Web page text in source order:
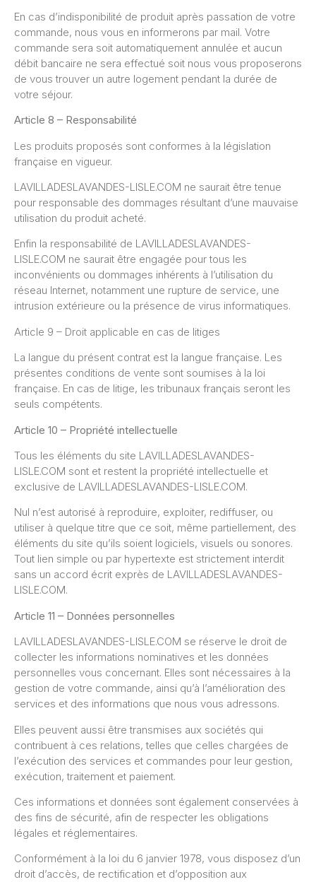
En cas d’indisponibilité de produit après passation de votre
commande, nous vous en informerons par mail. Votre
commande sera soit automatiquement annulée et aucun
débit bancaire ne sera effectué soit nous vous proposerons
de vous trouver un autre logement pendant la durée de
votre séjour.
Article 8 – Responsabilité
Les produits proposés sont conformes à la législation
française en vigueur.
LAVILLADESLAVANDES-LISLE.COM ne saurait être tenue
pour responsable des dommages résultant d’une mauvaise
utilisation du produit acheté.
Enfin la responsabilité de LAVILLADESLAVANDES-
LISLE.COM ne saurait être engagée pour tous les
inconvénients ou dommages inhérents à l’utilisation du
réseau Internet, notamment une rupture de service, une
intrusion extérieure ou la présence de virus informatiques.
Article 9 – Droit applicable en cas de litiges
La langue du présent contrat est la langue française. Les
présentes conditions de vente sont soumises à la loi
française. En cas de litige, les tribunaux français seront les
seuls compétents.
Article 10 – Propriété intellectuelle
Tous les éléments du site LAVILLADESLAVANDES-
LISLE.COM sont et restent la propriété intellectuelle et
exclusive de LAVILLADESLAVANDES-LISLE.COM.
Nul n’est autorisé à reproduire, exploiter, rediffuser, ou
utiliser à quelque titre que ce soit, même partiellement, des
éléments du site qu’ils soient logiciels, visuels ou sonores.
Tout lien simple ou par hypertexte est strictement interdit
sans un accord écrit exprès de LAVILLADESLAVANDES-
LISLE.COM.
Article 11 – Données personnelles
LAVILLADESLAVANDES-LISLE.COM se réserve le droit de
collecter les informations nominatives et les données
personnelles vous concernant. Elles sont nécessaires à la
gestion de votre commande, ainsi qu’à l’amélioration des
services et des informations que nous vous adressons.
Elles peuvent aussi être transmises aux sociétés qui
contribuent à ces relations, telles que celles chargées de
l’exécution des services et commandes pour leur gestion,
exécution, traitement et paiement.
Ces informations et données sont également conservées à
des fins de sécurité, afin de respecter les obligations
légales et réglementaires.
Conformément à la loi du 6 janvier 1978, vous disposez d’un
droit d’accès, de rectification et d’opposition aux